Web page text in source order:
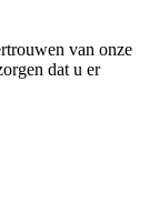
van onze
dat u er